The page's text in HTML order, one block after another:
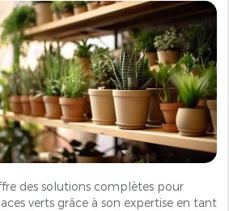
des solutions complètes pour
verts grâce à son expertise en tant